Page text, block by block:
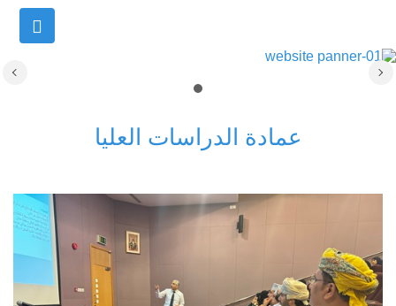
عمادة الدراسات العليا